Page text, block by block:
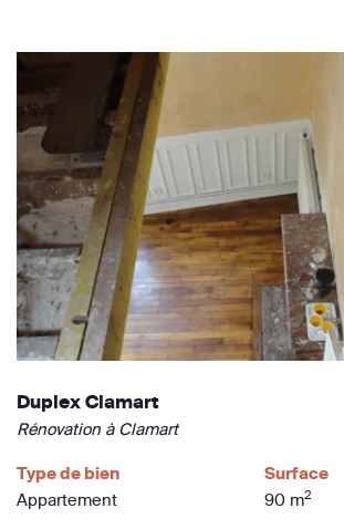
Duplex Clamart
Rénovation à Clamart
Type de bien
Appartement
Surface
90 m2